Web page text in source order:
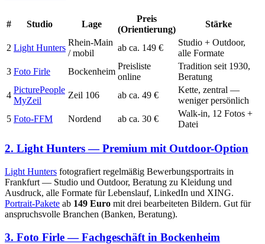
# Studio Lage
Preis
(Orientierung)
Stärke
2 Light Hunters
Rhein-Main
/ mobil
ab ca. 149 €
Studio + Outdoor,
alle Formate
3 Foto Firle Bockenheim
Preisliste
online
Tradition seit 1930,
Beratung
4
PicturePeople
MyZeil
Zeil 106 ab ca. 49 €
Kette, zentral —
weniger persönlich
5 Foto-FFM Nordend ab ca. 30 €
Walk-in, 12 Fotos +
Datei
2. Light Hunters — Premium mit Outdoor-Option
Light Hunters fotografiert regelmäßig Bewerbungsportraits in
Frankfurt — Studio und Outdoor, Beratung zu Kleidung und
Ausdruck, alle Formate für Lebenslauf, LinkedIn und XING.
Portrait-Pakete ab 149 Euro mit drei bearbeiteten Bildern. Gut für
anspruchsvolle Branchen (Banken, Beratung).
3. Foto Firle — Fachgeschäft in Bockenheim